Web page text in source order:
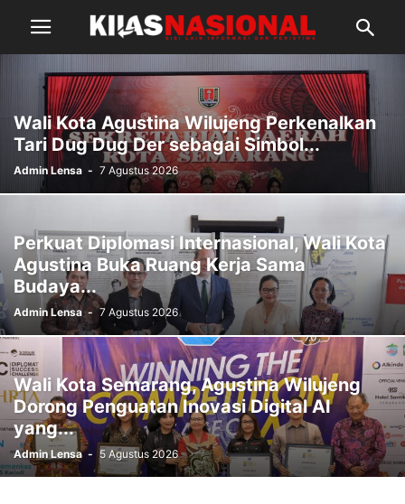
Wali Kota Agustina Wilujeng Perkenalkan
Tari Dug Dug Der sebagai Simbol...
Admin Lensa - 7 Agustus 2026
Perkuat Diplomasi Internasional, Wali Kota
Agustina Buka Ruang Kerja Sama
Budaya...
Admin Lensa - 7 Agustus 2026
Wali Kota Semarang, Agustina Wilujeng
Dorong Penguatan Inovasi Digital AI
yang...
Admin Lensa - 5 Agustus 2026